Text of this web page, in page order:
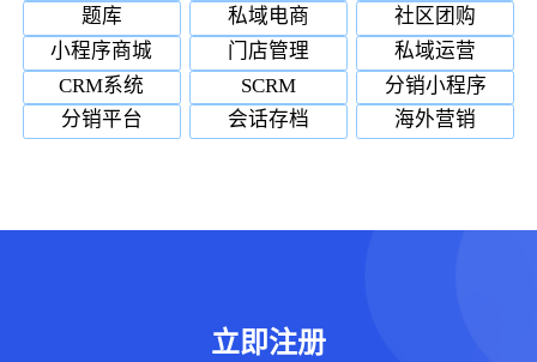
题库
私域电商
社区团购
小程序商城
门店管理
私域运营
CRM系统
SCRM
分销小程序
分销平台
会话存档 海外营销
立即注册